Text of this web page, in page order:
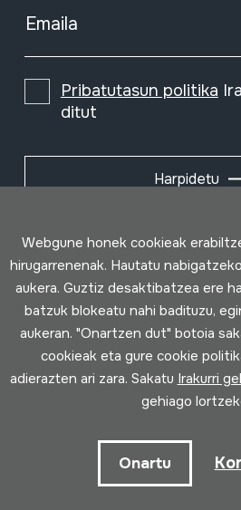
Emaila
Pribatutasun politika
ditut
Harpidetu
Erabilpen baldintzak Pribatutasun
Loturak
Webgune honek cookieak
hirugarrenenak. Hautatu
aukera. Guztiz desaktibatzea ere
batzuk blokeatu nahi badituzu,
aukeran. "Onartzen dut" botoia
cookieak eta gure cookie
adierazten ari zara. Sakatu Irakurri
gehiago
Onartu